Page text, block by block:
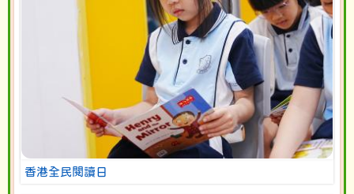
香港全民閱讀日